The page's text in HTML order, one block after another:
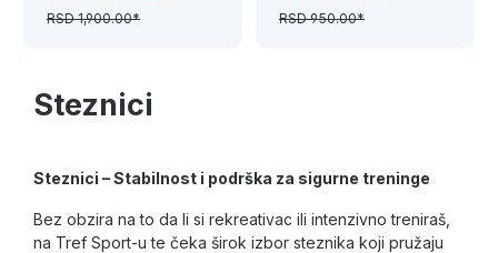
RSD 1,900.00* RSD 950.00*
Steznici
Steznici – Stabilnost i podrška za sigurne treninge
Bez obzira na to da li si rekreativac ili intenzivno treniraš,
na Tref Sport-u te čeka širok izbor steznika koji pružaju